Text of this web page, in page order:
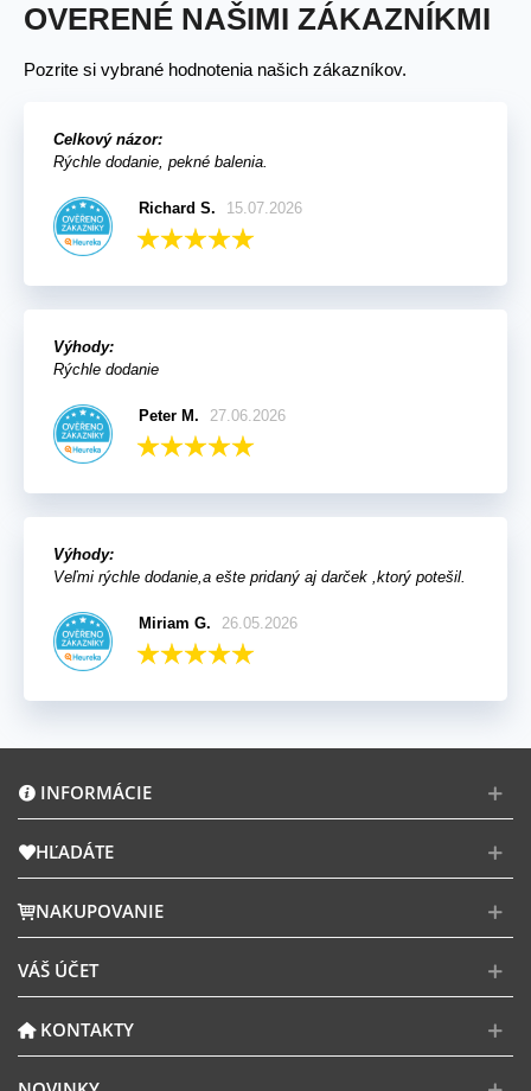
OVERENÉ NAŠIMI ZÁKAZNÍKMI
Pozrite si vybrané hodnotenia našich zákazníkov.
Celkový názor:
Rýchle dodanie, pekné balenia.
Richard S. 15.07.2026
Výhody:
Rýchle dodanie
Peter M. 27.06.2026
Výhody:
Veľmi rýchle dodanie,a ešte pridaný aj darček ,ktorý potešil.
Miriam G. 26.05.2026
INFORMÁCIE
HĽADÁTE
NAKUPOVANIE
VÁŠ ÚČET
KONTAKTY